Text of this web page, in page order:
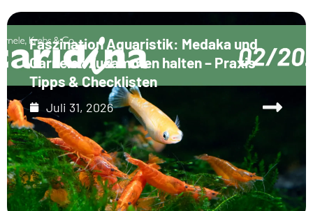
Faszination Aquaristik: Medaka und
Garnelen zusammen halten – Praxis-
Tipps & Checklisten
Juli 31, 2026